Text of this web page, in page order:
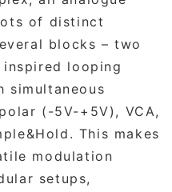
of distinct
blocks – two
looping
simultaneous
(-5V-+5V), VCA,
This makes
modulation
setups,